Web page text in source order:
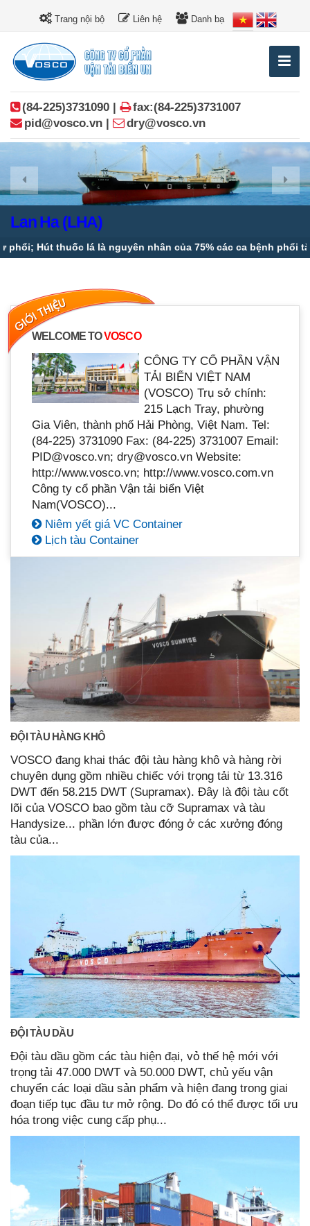
Trang nội bộ Liên hệ Danh bạ
(84-225)3731090 |
fax:(84-225)3731007
pid@vosco.vn |
dry@vosco.vn
Lan Ha (LHA)
lá là nguyên nhân của 75% các ca bệnh phổi tắc nghẽn
WELCOME TOVOSCO
CÔNG TY CỔ PHẦN VẬN
TẢI BIỂN VIỆT NAM
(VOSCO) Trụ sở chính:
215 Lạch Tray, phường
Gia Viên, thành phố Hải Phòng, Việt Nam. Tel:
(84-225) 3731090 Fax: (84-225) 3731007 Email:
PID@vosco.vn; dry@vosco.vn Website:
http://www.vosco.vn; http://www.vosco.com.vn
Công ty cổ phần Vận tải biển Việt
Nam(VOSCO)...
Niêm yết giá VC Container
Lịch tàu Container
ĐỘI TÀU HÀNG KHÔ
VOSCO đang khai thác đội tàu hàng khô và hàng rời
chuyên dụng gồm nhiều chiếc với trọng tải từ 13.316
DWT đến 58.215 DWT (Supramax). Đây là đội tàu cốt
lõi của VOSCO bao gồm tàu cỡ Supramax và tàu
Handysize... phần lớn được đóng ở các xưởng đóng
tàu của...
ĐỘI TÀU DẦU
Đội tàu dầu gồm các tàu hiện đại, vỏ thế hệ mới với
trọng tải 47.000 DWT và 50.000 DWT, chủ yếu vận
chuyển các loại dầu sản phẩm và hiện đang trong giai
đoạn tiếp tục đầu tư mở rộng. Do đó có thể được tối ưu
hóa trong việc cung cấp phụ...